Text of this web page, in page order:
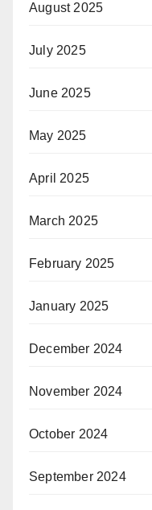
August 2025
July 2025
June 2025
May 2025
April 2025
March 2025
February 2025
January 2025
December 2024
November 2024
October 2024
September 2024